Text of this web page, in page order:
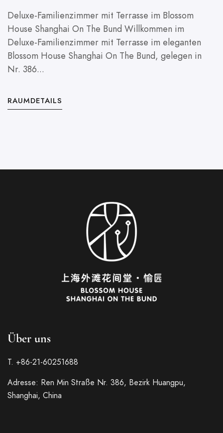
Deluxe-Familienzimmer mit Terrasse im Blossom
House Shanghai On The Bund Willkommen im
Deluxe-Familienzimmer mit Terrasse im eleganten
Blossom House Shanghai On The Bund, gelegen in
Nr. 386...
RAUMDETAILS
Über uns
T. +86-21-60251688
Adresse: Ren Min Straße Nr. 386, Bezirk Huangpu,
Shanghai, China
Italian